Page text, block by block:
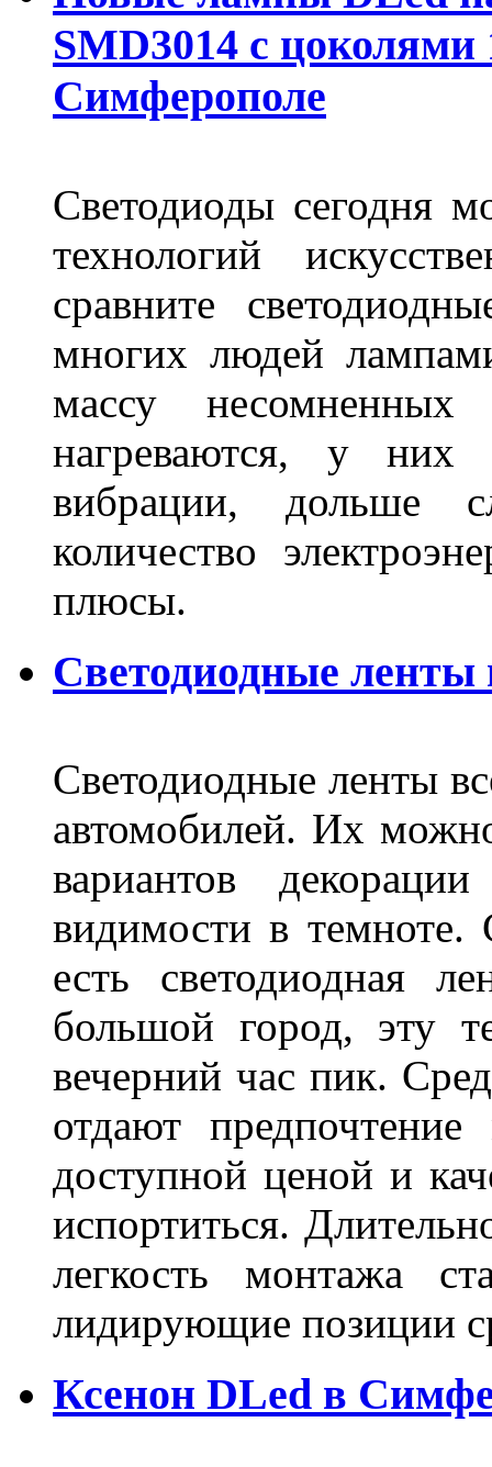
SMD3014 с цоколями
Симферополе
Светодиоды сегодня
технологий
сравните
многих людей
массу
нагреваются, у них
вибрации, дольше
количество
плюсы.
Светодиодные
Светодиодные ленты
автомобилей. Их
вариантов
видимости в темноте.
есть светодиодная
большой город, эту
вечерний час пик.
отдают
доступной ценой и
испортиться.
легкость монтажа
лидирующие
Ксенон DLed в